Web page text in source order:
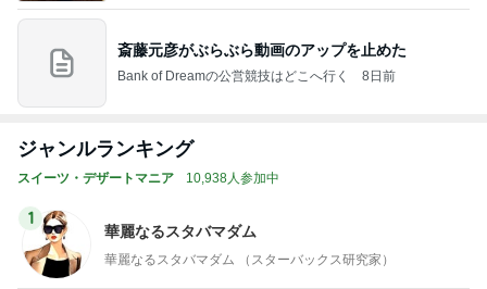
斎藤元彦がぶらぶら動画のアップを止めた
Bank of Dreamの公営競技はどこへ行く 8日前
ジャンルランキング
スイーツ・デザートマニア 10,938人参加中
1
華麗なるスタバマダム
華麗なるスタバマダム （スターバックス研究家）